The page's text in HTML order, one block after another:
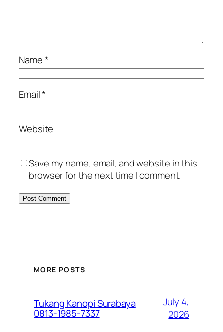
Name*
Email*
Website
Save my name, email, and website in this
browser for the next time I comment.
MORE POSTS
Tukang Kanopi Surabaya
0813-1985-7337
July 4,
2026